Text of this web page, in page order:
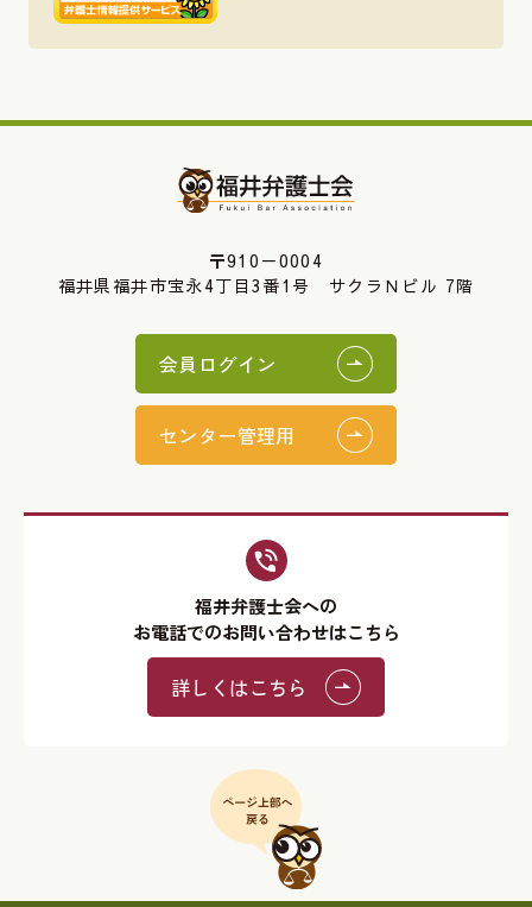
〒910－0004
福井県福井市宝永4丁目3番1号 サクラＮビル 7階
会員ログイン
センター管理用
福井弁護士会への
お電話でのお問い合わせはこちら
詳しくはこちら